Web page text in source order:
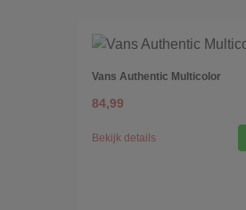
Vans Authentic Multicolor
84,99
Bekijk details